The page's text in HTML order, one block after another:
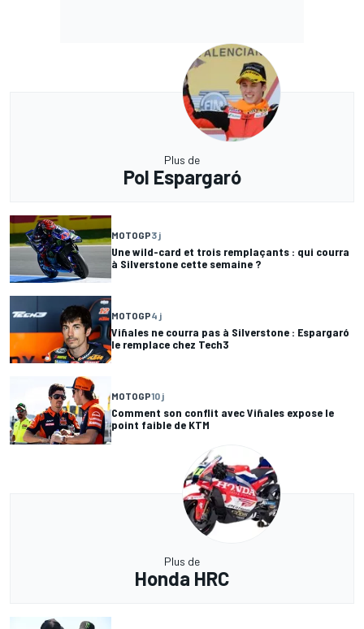
Plus de
Pol Espargaró
MOTOGP3 j
Une wild-card et trois remplaçants : qui courra
à Silverstone cette semaine ?
MOTOGP4 j
Viñales ne courra pas à Silverstone : Espargaró
le remplace chez Tech3
MOTOGP10 j
Comment son conflit avec Viñales expose le
point faible de KTM
Plus de
Honda HRC